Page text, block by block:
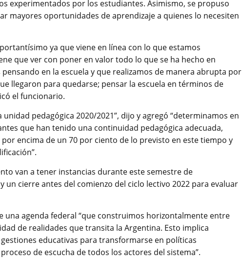
experimentados por los estudiantes. Asimismo, se propuso
mayores oportunidades de aprendizaje a quienes lo necesiten
ya que viene en línea con lo que estamos
que ver con poner en valor todo lo que se ha hecho en
en la escuela y que realizamos de manera abrupta por
llegaron para quedarse; pensar la escuela en términos de
el funcionario.
pedagógica 2020/2021”, dijo y agregó “determinamos en
que han tenido una continuidad pedagógica adecuada,
encima de un 70 por ciento de lo previsto en este tiempo y
van a tener instancias durante este semestre de
cierre antes del comienzo del ciclo lectivo 2022 para evaluar
agenda federal “que construimos horizontalmente entre
de realidades que transita la Argentina. Esto implica
educativas para transformarse en políticas
de escucha de todos los actores del sistema”.